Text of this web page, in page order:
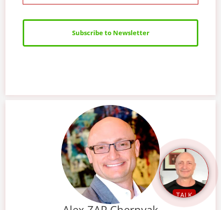
Subscribe to Newsletter
TALK